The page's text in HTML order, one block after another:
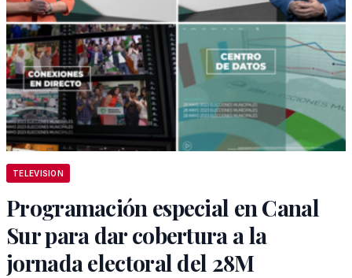
TELEVISION
Programación especial en Canal
Sur para dar cobertura a la
jornada electoral del 28M